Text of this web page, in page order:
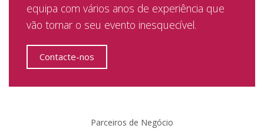
equipa com vários anos de experiência que
vão tornar o seu evento inesquecível.
Contacte-nos
Parceiros de Negócio